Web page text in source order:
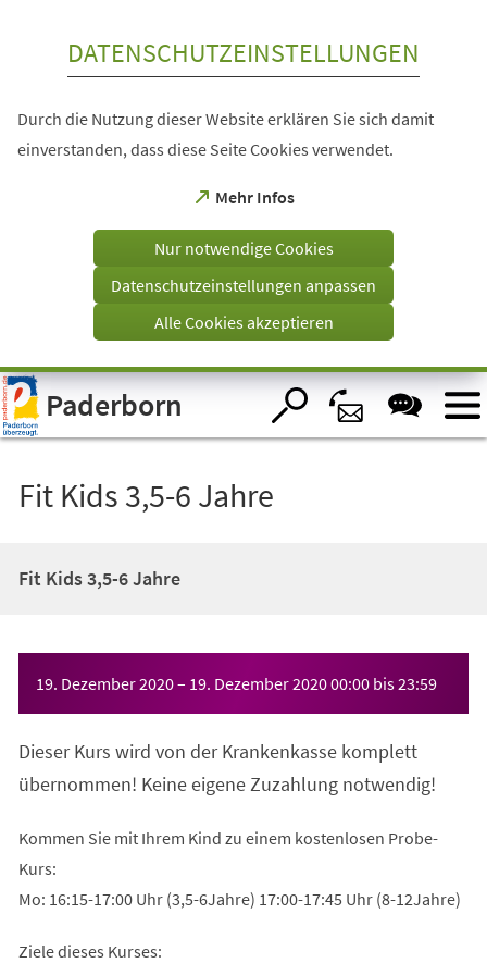
Visuelle
Assistenzsoftware
öffnen.
DATENSCHUTZEINSTELLUNGEN
Durch die Nutzung dieser Website erklären Sie sich damit
einverstanden, dass diese Seite Cookies verwendet.
Mehr Infos
(Öffnet
einem
Tab)
Nur notwendige Cookies
Datenschutzeinstellungen anpassen
Alle Cookies akzeptieren
Paderborn
Fit Kids 3,5-6 Jahre
Fit Kids 3,5-6 Jahre
19. Dezember 2020– 19. Dezember 202000:00 bis23:59
Dieser Kurs wird von der Krankenkasse komplett
übernommen! Keine eigene Zuzahlung notwendig!
Kommen Sie mit Ihrem Kind zu einem kostenlosen Probe-
Kurs:
Mo: 16:15-17:00 Uhr (3,5-6Jahre) 17:00-17:45 Uhr (8-12Jahre)
Ziele dieses Kurses: